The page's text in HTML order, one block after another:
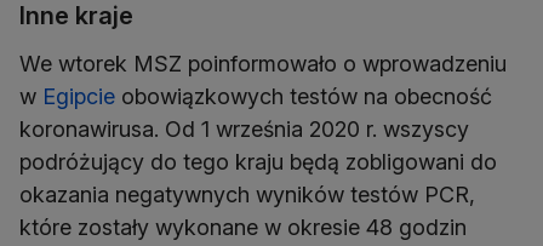
Inne kraje
We wtorek MSZ poinformowało o wprowadzeniu
w Egipcie obowiązkowych testów na obecność
koronawirusa. Od 1 września 2020 r. wszyscy
podróżujący do tego kraju będą zobligowani do
okazania negatywnych wyników testów PCR,
które zostały wykonane w okresie 48 godzin